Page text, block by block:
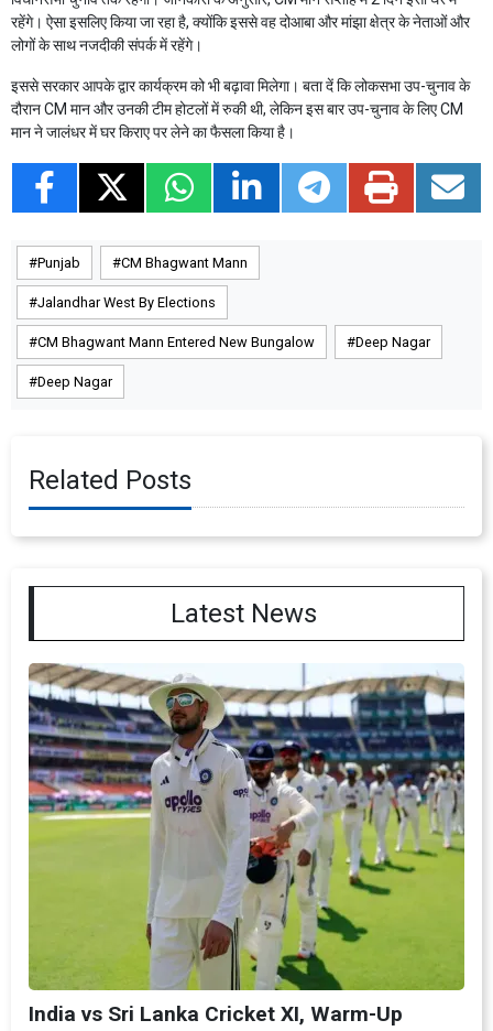
रहेंगे। ऐसा इसलिए किया जा रहा है, क्योंकि इससे वह दोआबा और मांझा क्षेत्र के नेताओं और
लोगों के साथ नजदीकी संपर्क में रहेंगे।
इससे सरकार आपके द्वार कार्यक्रम को भी बढ़ावा मिलेगा। बता दें कि लोकसभा उप-चुनाव के
दौरान CM मान और उनकी टीम होटलों में रुकी थी, लेकिन इस बार उप-चुनाव के लिए CM
मान ने जालंधर में घर किराए पर लेने का फैसला किया है।
Punjab CM Bhagwant Mann
Jalandhar West By Elections
CM Bhagwant Mann Entered New Bungalow Deep Nagar
Deep Nagar
Related Posts
Latest News
India vs Sri Lanka Cricket XI, Warm-Up